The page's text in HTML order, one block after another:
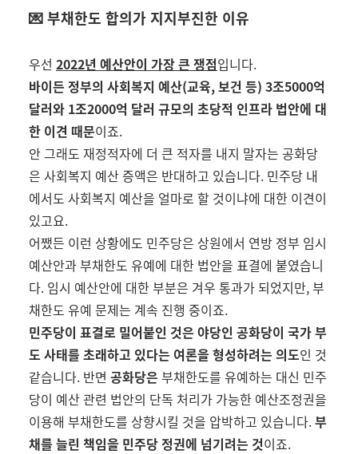
💌 부채한도 합의가 지지부진한 이유
우선 2022년 예산안이 가장 큰 쟁점입니다.
바이든 정부의 사회복지 예산(교육,보건 등) 3조5000억
달러와 1조2000억 달러 규모의 초당적 인프라 법안에 대
한 이견 때문이죠.
안 그래도 재정적자에 더 큰 적자를 내지 말자는 공화당
은 사회복지 예산 증액은 반대하고 있습니다. 민주당 내
에서도 사회복지 예산을 얼마로 할 것이냐에 대한 이견이
있고요.
어쨌든 이런 상황에도 민주당은 상원에서 연방 정부 임시
예산안과 부채한도 유예에 대한 법안을 표결에 붙였습니
다. 임시 예산안에 대한 부분은 겨우 통과가 되었지만,부
채한도 유예 문제는 계속 진행 중이죠.
민주당이 표결로 밀어붙인 것은 야당인 공화당이 국가 부
도 사태를 초래하고 있다는 여론을 형성하려는 의도인 것
같습니다. 반면 공화당은 부채한도를 유예하는 대신 민주
당이 예산 관련 법안의 단독 처리가 가능한 예산조정권을
이용해 부채한도를 상향시킬 것을 압박하고 있습니다.부
채를 늘린 책임을 민주당 정권에 넘기려는 것이죠.